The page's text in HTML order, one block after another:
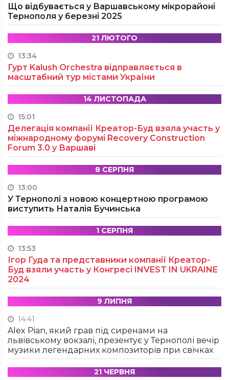
Що відбувається у Варшавському мікрорайоні
Тернополя у березні 2025
21 ЛЮТОГО
13:34
Гурт Kalush Orchestra відправляється в
масштабний тур містами України
14 ЛИСТОПАДА
15:01
Делегація компанії Креатор-Буд взяла участь у
міжнародному форумі Recovery Construction
Forum 3.0 у Варшаві
8 СЕРПНЯ
13:00
У Тернополі з новою концертною програмою
виступить Наталія Бучинська
1 СЕРПНЯ
13:53
Ігор Гуда та представники компанії Креатор-
Буд взяли участь у Конгресі INVEST IN UKRAINE
2024
9 ЛИПНЯ
14:41
Alex Pian, який грав під сиренами на
львівському вокзалі, презентує у Тернополі вечір
музики легендарних композиторів при свічках
21 ЧЕРВНЯ